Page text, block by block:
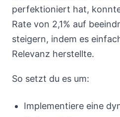
perfektioniert hat,
Rate von 2,1% auf
steigern, indem es
Relevanz herstellte.
So setzt du es um:
Implementiere eine